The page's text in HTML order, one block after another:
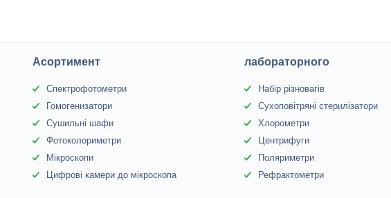
Асортимент
Спектрофотометри
Гомогенизатори
Сушильні шафи
Фотоколориметри
Мікроскопи
Цифрові камери до мікроскопа
лабораторного
Набір різновагів
Сухоповітряні стерилізатори
Хлорометри
Центрифуги
Поляриметри
Рефрактометри